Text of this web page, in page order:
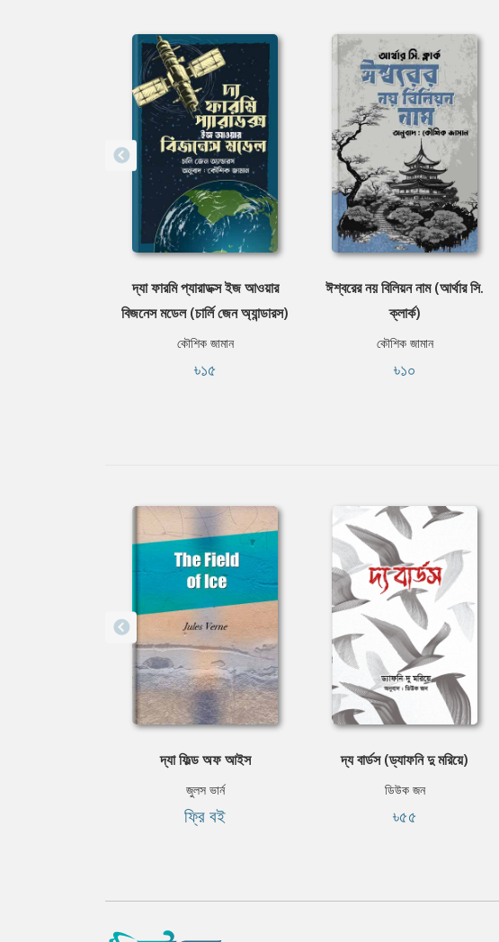
দ্যা ফারমি প্যারাডক্স ইজ আওয়ার
বিজনেস মডেল (চার্লি জেন অ্যান্ডারস)
কৌশিক জামান
৳১৫
ঈশ্বরের নয় বিলিয়ন নাম (আর্থার সি.
ক্লার্ক)
কৌশিক জামান
৳১০
দ্যা ফিল্ড অফ আইস
জুলস ভার্ন
ফ্রি বই
দ্য বার্ডস (ড্যাফনি দু মরিয়ে)
ডিউক জন
৳৫৫